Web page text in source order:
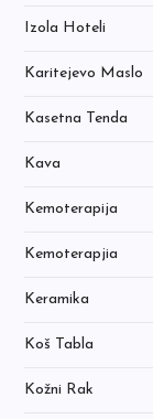
Izola Hoteli
Karitejevo Maslo
Kasetna Tenda
Kava
Kemoterapija
Kemoterapjia
Keramika
Koš Tabla
Kožni Rak